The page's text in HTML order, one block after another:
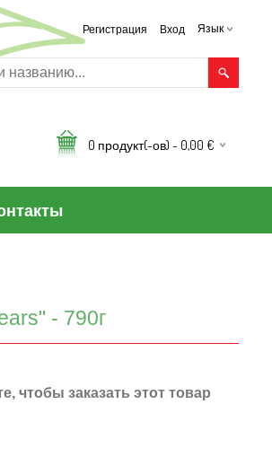
Язык
Вход
Регистрация
0 продукт(-ов) - 0,00 €
- 790г
чтобы заказать этот товар